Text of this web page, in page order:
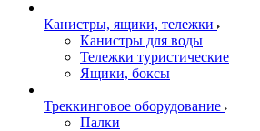
Канистры, ящики, тележки
Канистры для воды
Тележки туристические
Ящики, боксы
Треккинговое оборудование
Палки